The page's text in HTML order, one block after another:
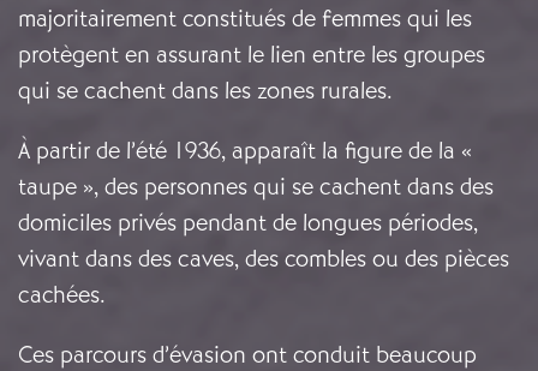
majoritairement constitués de femmes qui les
protègent en assurant le lien entre les groupes
qui se cachent dans les zones rurales.
À partir de l’été 1936, apparaît la figure de la «
taupe », des personnes qui se cachent dans des
domiciles privés pendant de longues périodes,
vivant dans des caves, des combles ou des pièces
cachées.
Ces parcours d’évasion ont conduit beaucoup